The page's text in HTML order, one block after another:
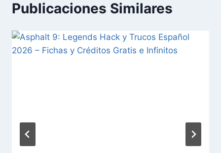
Publicaciones Similares